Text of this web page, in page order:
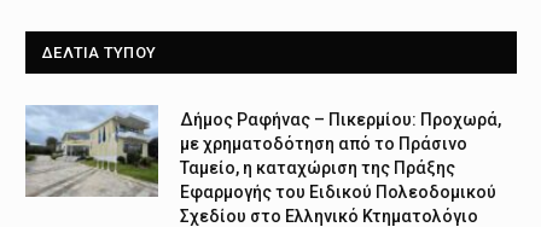
ΔΕΛΤΙΑ ΤΥΠΟΥ
Δήμος Ραφήνας – Πικερμίου: Προχωρά,
με χρηματοδότηση από το Πράσινο
Ταμείο, η καταχώριση της Πράξης
Εφαρμογής του Ειδικού Πολεοδομικού
Σχεδίου στο Ελληνικό Κτηματολόγιο